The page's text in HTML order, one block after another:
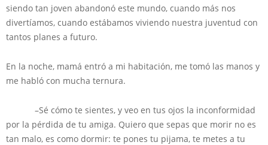
siendo tan joven abandonó este mundo, cuando más nos
divertíamos, cuando estábamos viviendo nuestra juventud con
tantos planes a futuro.
En la noche, mamá entró a mi habitación, me tomó las manos y
me habló con mucha ternura.
–Sé cómo te sientes, y veo en tus ojos la inconformidad
por la pérdida de tu amiga. Quiero que sepas que morir no es
tan malo, es como dormir: te pones tu pijama, te metes a tu